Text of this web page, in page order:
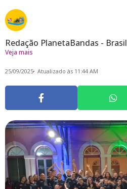
Redação PlanetaBandas - Brasil
Veja mais
25/09/2025 Atualizado às 11:44 AM